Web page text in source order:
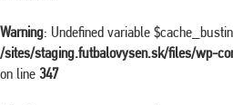
Warning: Undefined variable
/sites/staging.futbalovysen.sk/files/wp-
on line 347